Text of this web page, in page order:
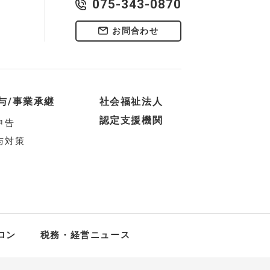
075-343-0870
お問合わせ
/事業承継
告
対策
社会福祉法人
認定支援機関
ン 税務・経営ニュース